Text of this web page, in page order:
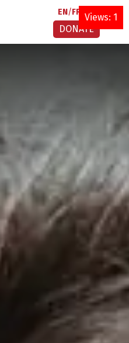
EN FR AR
DONATE
Views: 1